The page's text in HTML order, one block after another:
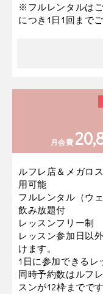
※フルレンタルは
につき1日1回まで
月会費
ルフレ店＆メガロ
用可能
フルレンタル（ウ
飲み放題付
レッスンフリー制
レッスン参加日以
けます。
1日に参加できるレ
同時予約数はルフ
スンが12枠までです